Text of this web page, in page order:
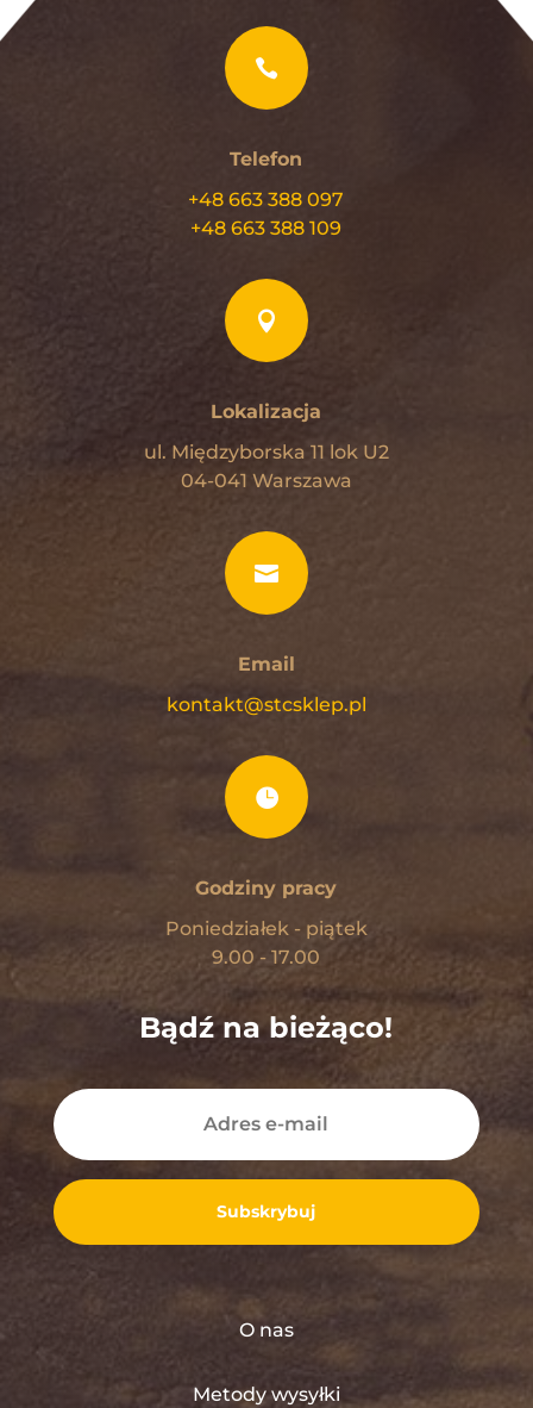

Telefon
+48 663 388 097
+48 663 388 109

Lokalizacja
ul. Międzyborska 11 lok U2
04-041 Warszawa

Email
kontakt@stcsklep.pl

Godziny pracy
Poniedziałek - piątek
9.00 - 17.00
Bądź na bieżąco!
Subskrybuj
O nas
Metody wysyłki